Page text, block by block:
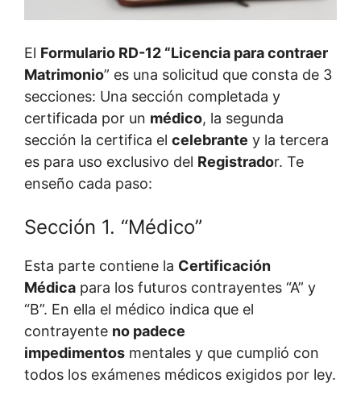
El Formulario RD-12 “Licencia para contraer
Matrimonio” es una solicitud que consta de 3
secciones: Una sección completada y
certificada por un médico, la segunda
sección la certifica el celebrante y la tercera
es para uso exclusivo del Registrador. Te
enseño cada paso:
Sección 1. “Médico”
Esta parte contiene la Certificación
Médica para los futuros contrayentes “A” y
“B”. En ella el médico indica que el
contrayente no padece
impedimentos mentales y que cumplió con
todos los exámenes médicos exigidos por ley.